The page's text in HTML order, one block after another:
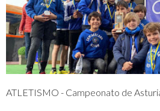
ATLETISMO - Campeonato de